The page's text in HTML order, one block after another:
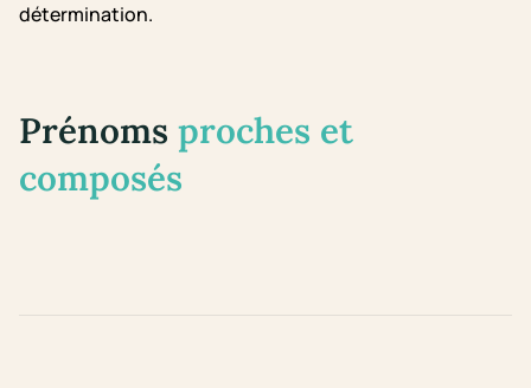
détermination.
Prénoms proches et
composés